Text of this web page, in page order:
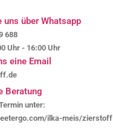
uns über Whatsapp
688
Uhr - 16:00 Uhr
eine Email
Beratung
unter:
ilka-meis/zierstoff